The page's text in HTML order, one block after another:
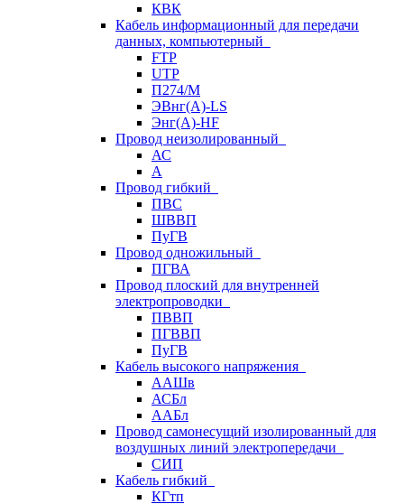
КВК
Кабель информационный для передачи
данных, компьютерный
FTP
UTP
П274/М
ЭВнг(А)-LS
Энг(А)-HF
Провод неизолированный
АС
А
Провод гибкий
ПВС
ШВВП
ПуГВ
Провод одножильный
ПГВА
Провод плоский для внутренней
электропроводки
ПВВП
ПГВВП
ПуГВ
Кабель высокого напряжения
ААШв
АСБл
ААБл
Провод самонесущий изолированный для
воздушных линий электропередачи
СИП
Кабель гибкий
КГтп